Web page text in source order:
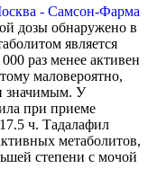
дозы обнаружено в
является
раз менее активен
маловероятно,
значимым. У
при приеме
ч. Тадалафил
метаболитов,
степени с мочой